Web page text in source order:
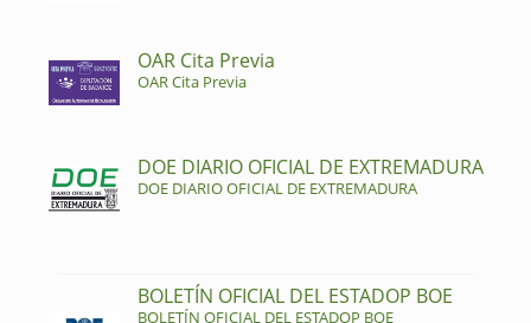
OAR Cita Previa
OAR Cita Previa
DOE DIARIO OFICIAL DE EXTREMADURA
DOE DIARIO OFICIAL DE EXTREMADURA
BOLETÍN OFICIAL DEL ESTADOP BOE
BOLETÍN OFICIAL DEL ESTADOP BOE